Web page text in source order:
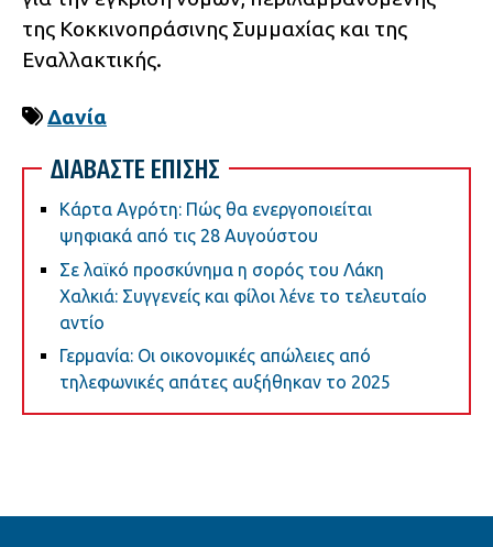
της Κοκκινοπράσινης Συμμαχίας και της
Εναλλακτικής.
Δανία
ΔΙΑΒΑΣΤΕ ΕΠΙΣΗΣ
Κάρτα Αγρότη: Πώς θα ενεργοποιείται
ψηφιακά από τις 28 Αυγούστου
Σε λαϊκό προσκύνημα η σορός του Λάκη
Χαλκιά: Συγγενείς και φίλοι λένε το τελευταίο
αντίο
Γερμανία: Οι οικονομικές απώλειες από
τηλεφωνικές απάτες αυξήθηκαν το 2025